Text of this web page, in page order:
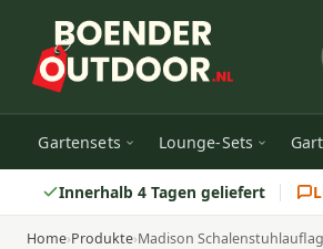
Gartensets Lounge-Sets
Innerhalb 4 Tagen geliefert
Home›Produkte›Madison